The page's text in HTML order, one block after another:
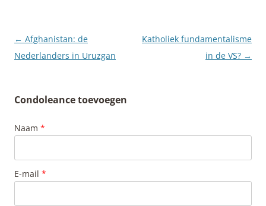
Berichtnavigatie
← Afghanistan: de
Nederlanders in Uruzgan
Katholiek fundamentalisme
in de VS? →
Condoleance toevoegen
Naam *
E-mail *